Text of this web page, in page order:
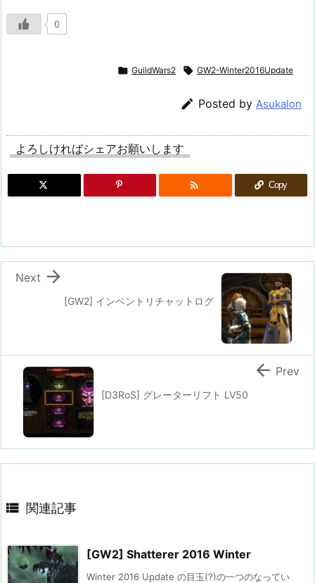
0
 GuildWars2  GW2-Winter2016Update
 Posted by Asukalon
よろしければシェアお願いします
 Copy
[GW2] インベントリチャットログ

Next
[D3RoS] グレーターリフト LV50
 Prev
 関連記事
[GW2] Shatterer 2016 Winter
Winter 2016 Update の目玉(?)の一つのなってい